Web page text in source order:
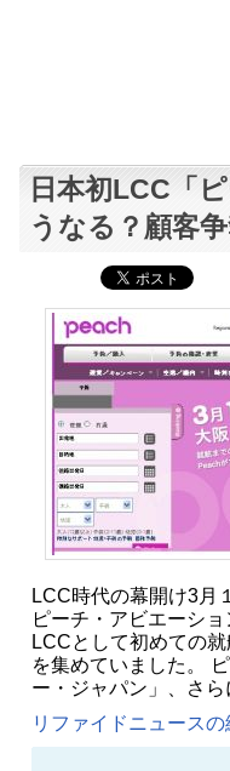
日本初LCC「
うなる？顧客
LCC時代の幕開け3月
ピーチ・アビエーシ
LCCとして初めての
を集めていました。
ー・ジャパン」、さ
リファイドニュース